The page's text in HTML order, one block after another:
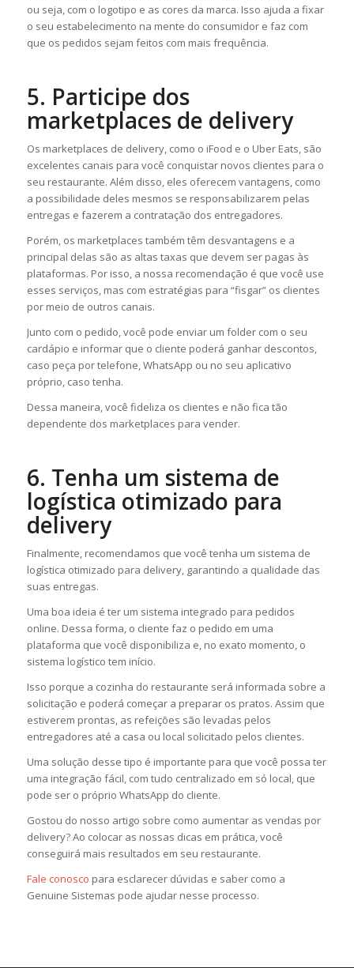
ou seja, com o logotipo e as cores da marca. Isso ajuda a fixar
o seu estabelecimento na mente do consumidor e faz com
que os pedidos sejam feitos com mais frequência.
5. Participe dos
marketplaces de delivery
Os marketplaces de delivery, como o iFood e o Uber Eats, são
excelentes canais para você conquistar novos clientes para o
seu restaurante. Além disso, eles oferecem vantagens, como
a possibilidade deles mesmos se responsabilizarem pelas
entregas e fazerem a contratação dos entregadores.
Porém, os marketplaces também têm desvantagens e a
principal delas são as altas taxas que devem ser pagas às
plataformas. Por isso, a nossa recomendação é que você use
esses serviços, mas com estratégias para “fisgar” os clientes
por meio de outros canais.
Junto com o pedido, você pode enviar um folder com o seu
cardápio e informar que o cliente poderá ganhar descontos,
caso peça por telefone, WhatsApp ou no seu aplicativo
próprio, caso tenha.
Dessa maneira, você fideliza os clientes e não fica tão
dependente dos marketplaces para vender.
6. Tenha um sistema de
logística otimizado para
delivery
Finalmente, recomendamos que você tenha um sistema de
logística otimizado para delivery, garantindo a qualidade das
suas entregas.
Uma boa ideia é ter um sistema integrado para pedidos
online. Dessa forma, o cliente faz o pedido em uma
plataforma que você disponibiliza e, no exato momento, o
sistema logístico tem início.
Isso porque a cozinha do restaurante será informada sobre a
solicitação e poderá começar a preparar os pratos. Assim que
estiverem prontas, as refeições são levadas pelos
entregadores até a casa ou local solicitado pelos clientes.
Uma solução desse tipo é importante para que você possa ter
uma integração fácil, com tudo centralizado em só local, que
pode ser o próprio WhatsApp do cliente.
Gostou do nosso artigo sobre como aumentar as vendas por
delivery? Ao colocar as nossas dicas em prática, você
conseguirá mais resultados em seu restaurante.
Fale conosco para esclarecer dúvidas e saber como a
Genuine Sistemas pode ajudar nesse processo.